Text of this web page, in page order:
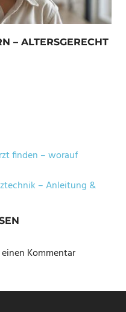
– ALTERSGERECHT
finden – worauf
– Anleitung &
Kommentar